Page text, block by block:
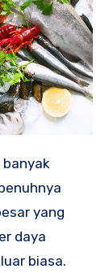
banyak
yang
daya
biasa.